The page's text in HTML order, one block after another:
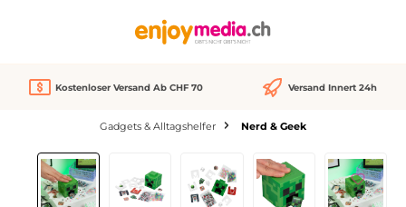
Kostenloser Versand Ab CHF 70 Versand Innert 24h
Gadgets & Alltagshelfer Nerd & Geek
Bildergalerie überspringen